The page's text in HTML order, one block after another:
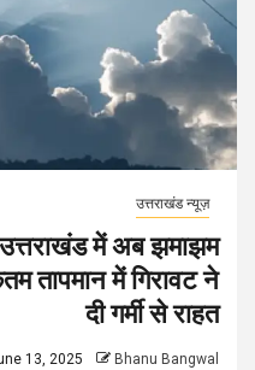
उत्तराखंड न्यूज़
में अब झमाझम
तापमान में गिरावट ने
दी गर्मी से राहत
13, 2025 Bhanu Bangwal